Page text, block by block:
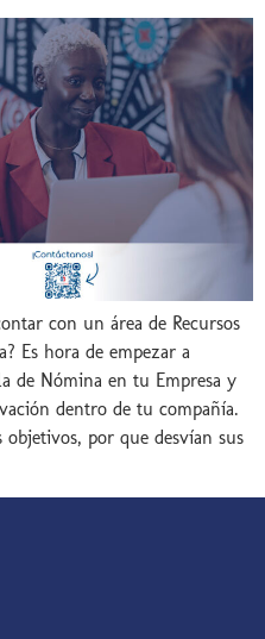
con un área de Recursos
Es hora de empezar a
de Nómina en tu Empresa y
dentro de tu compañía.
por que desvían sus